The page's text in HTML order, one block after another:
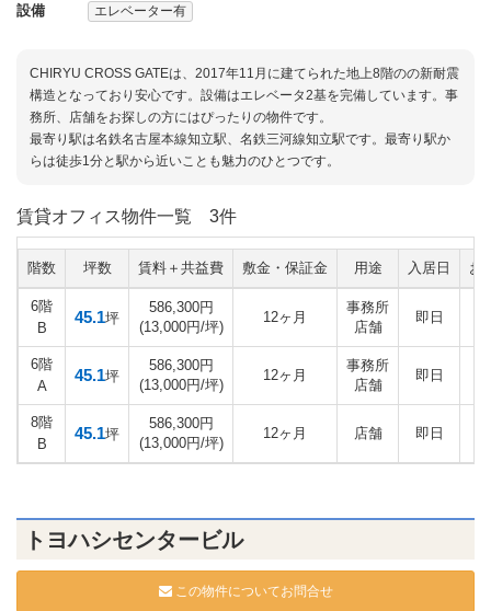
設備 エレベーター有
CHIRYU CROSS GATEは、2017年11月に建てられた地上8階のの新耐震
構造となっており安心です。設備はエレベータ2基を完備しています。事
務所、店舗をお探しの方にはぴったりの物件です。
最寄り駅は名鉄名古屋本線知立駅、名鉄三河線知立駅です。最寄り駅か
らは徒歩1分と駅から近いことも魅力のひとつです。
賃貸オフィス物件一覧 3件
階数 坪数 賃料＋共益費 敷金・保証金 用途 入居日 お
6階
B
45.1坪
586,300円
(13,000円/坪)
12ヶ月
事務所
店舗
即日
6階
A
45.1坪
586,300円
(13,000円/坪)
12ヶ月
事務所
店舗
即日
8階
B
45.1坪
586,300円
(13,000円/坪)
12ヶ月 店舗 即日
トヨハシセンタービル
この物件についてお問合せ